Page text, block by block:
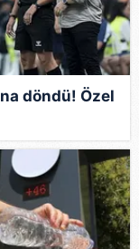
döndü! Özel